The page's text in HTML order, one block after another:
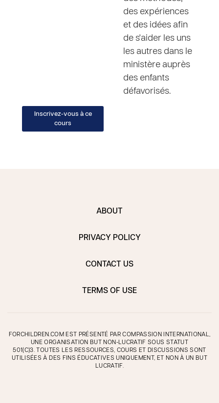
des expériences
et des idées afin
de s'aider les uns
les autres dans le
ministère auprès
des enfants
défavorisés.
ABOUT
PRIVACY POLICY
CONTACT US
TERMS OF USE
FORCHILDREN.COM EST PRÉSENTÉ PAR COMPASSION INTERNATIONAL,
UNE ORGANISATION BUT NON-LUCRATIF SOUS STATUT
501(C)3. TOUTES LES RESSOURCES, COURS ET DISCUSSIONS SONT
UTILISÉES À DES FINS ÉDUCATIVES UNIQUEMENT, ET NON À UN BUT
LUCRATIF.